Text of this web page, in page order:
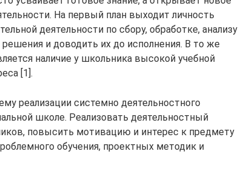
На первый план выходит личность
деятельности по сбору, обработке, анализу
и доводить их до исполнения. В то же
наличие у школьника высокой учебной
[1].
реализации системно деятельностного
школе. Реализовать деятельностный
повысить мотивацию и интерес к предмету
обучения, проектных методик и